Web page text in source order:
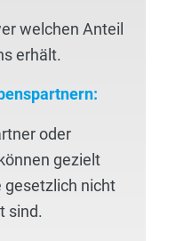
welchen Anteil
erhält.
oder
gezielt
gesetzlich nicht
sind.